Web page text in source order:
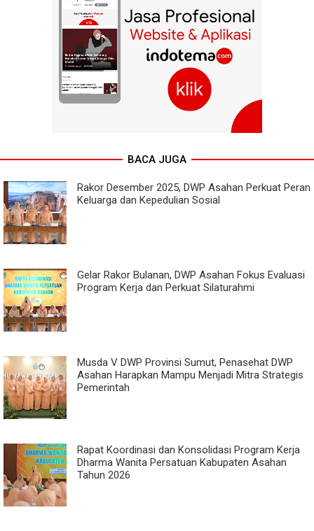
BACA JUGA
Rakor Desember 2025, DWP Asahan Perkuat Peran
Keluarga dan Kepedulian Sosial
Gelar Rakor Bulanan, DWP Asahan Fokus Evaluasi
Program Kerja dan Perkuat Silaturahmi
Musda V DWP Provinsi Sumut, Penasehat DWP
Asahan Harapkan Mampu Menjadi Mitra Strategis
Pemerintah
Rapat Koordinasi dan Konsolidasi Program Kerja
Dharma Wanita Persatuan Kabupaten Asahan
Tahun 2026